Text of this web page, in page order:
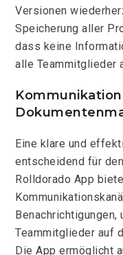
Versionen
Speicherung aller
dass keine
alle Teammitglieder
Kommunikation
Eine klare und
entscheidend für
Rolldorado App
Teammitglieder auf
Die App ermöglicht